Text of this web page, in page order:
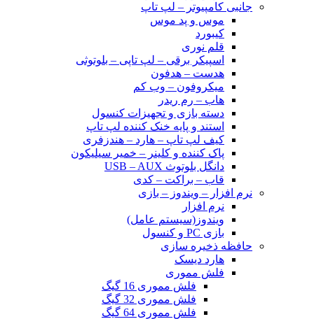
جانبی کامپیوتر – لپ تاپ
موس و پد موس
کیبورد
قلم نوری
اسپیکر برقی – لپ تاپی – بلوتوثی
هدست – هدفون
میکروفون – وب کم
هاب – رم ریدر
دسته بازی و تجهیزات کنسول
استند و پایه خنک کننده لپ تاپ
کیف لپ تاپ – هارد – هندزفری
پاک کننده و کلینر – خمیر سیلیکون
دانگل بلوتوث USB – AUX
قاب – براکت – کدی
نرم افزار – ویندوز – بازی
نرم افزار
ویندوز(سیستم عامل)
بازی PC و کنسول
حافظه ذخیره سازی
هارد دیسک
فلش مموری
فلش مموری 16 گیگ
فلش مموری 32 گیگ
فلش مموری 64 گیگ